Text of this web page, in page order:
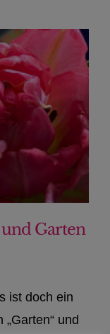
Garten
ist doch ein
und